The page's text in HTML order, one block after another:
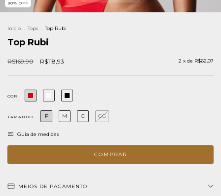
30% OFF
Início . Tops . Top Rubi
Top Rubi
R$169,90 R$118,93 2 x de R$62,07
COR
TAMANHO P M G GG
Guia de medidas
MEIOS DE PAGAMENTO